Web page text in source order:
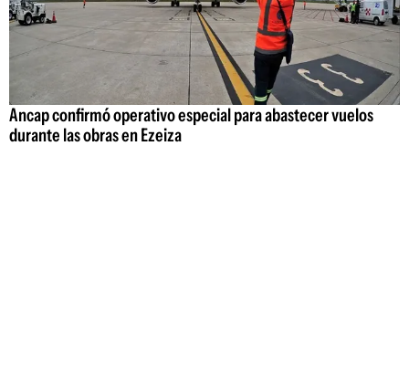
Ancap confirmó operativo especial para abastecer vuelos
durante las obras en Ezeiza